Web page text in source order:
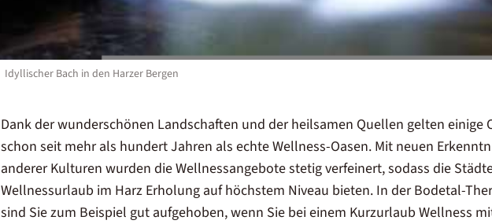
Idyllischer Bach in den Harzer Bergen
Dank der wunderschönen Landschaften und der heilsamen Quellen gelten einige
schon seit mehr als hundert Jahren als echte Wellness-Oasen. Mit neuen
anderer Kulturen wurden die Wellnessangebote stetig verfeinert, sodass die
Wellnessurlaub im Harz Erholung auf höchstem Niveau bieten. In der Bodetal-
sind Sie zum Beispiel gut aufgehoben, wenn Sie bei einem Kurzurlaub Wellness